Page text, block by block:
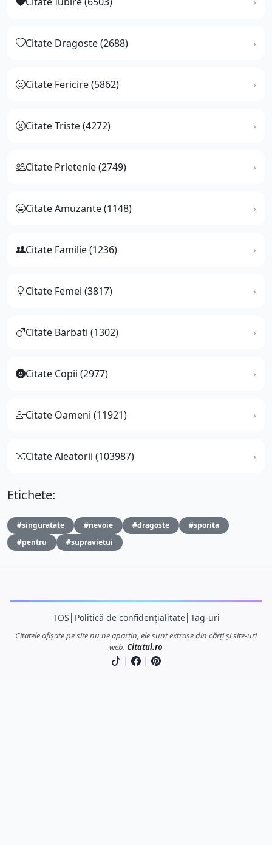
Citate Dragoste (2688)
Citate Fericire (5862)
Citate Triste (4272)
Citate Prietenie (2749)
Citate Amuzante (1148)
Citate Familie (1236)
Citate Femei (3817)
Citate Barbati (1302)
Citate Copii (2977)
Citate Oameni (11921)
Citate Aleatorii (103987)
Etichete:
#singuratate #nevoie #dragoste
#sporita
#pentru
#supravietui
TOS Politică de confidențialitate│ Tag-uri
Citatele afișate pe site nu ne aparțin, ele sunt extrase din cărți și site-uri
web. Citatul.ro
| |